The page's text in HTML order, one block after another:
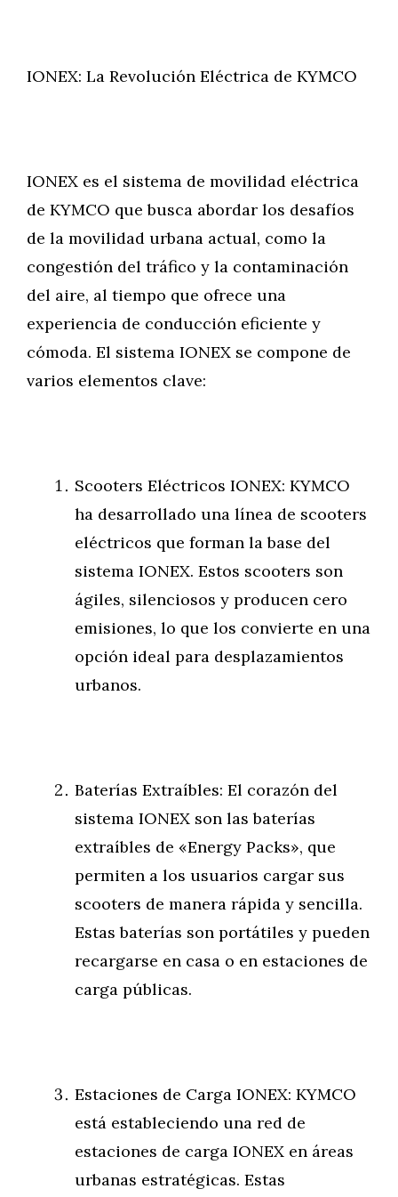
IONEX: La Revolución Eléctrica de KYMCO
IONEX es el sistema de movilidad eléctrica
de KYMCO que busca abordar los desafíos
de la movilidad urbana actual, como la
congestión del tráfico y la contaminación
del aire, al tiempo que ofrece una
experiencia de conducción eficiente y
cómoda. El sistema IONEX se compone de
varios elementos clave:
Scooters Eléctricos IONEX: KYMCO
ha desarrollado una línea de scooters
eléctricos que forman la base del
sistema IONEX. Estos scooters son
ágiles, silenciosos y producen cero
emisiones, lo que los convierte en una
opción ideal para desplazamientos
urbanos.
Baterías Extraíbles: El corazón del
sistema IONEX son las baterías
extraíbles de «Energy Packs», que
permiten a los usuarios cargar sus
scooters de manera rápida y sencilla.
Estas baterías son portátiles y pueden
recargarse en casa o en estaciones de
carga públicas.
Estaciones de Carga IONEX: KYMCO
está estableciendo una red de
estaciones de carga IONEX en áreas
urbanas estratégicas. Estas